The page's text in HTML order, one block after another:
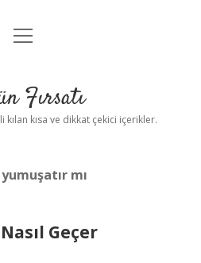
Anasayfa
Uyarı
menüyü
Fırsatı
kılan kısa ve dikkat çekici içerikler.
mı
Geçer